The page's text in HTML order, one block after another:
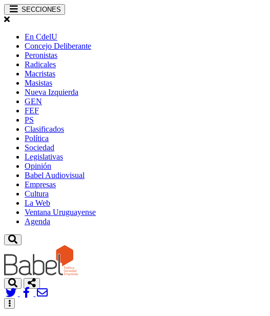
SECCIONES
En CdelU
Concejo Deliberante
Peronistas
Radicales
Macristas
Masistas
Nueva Izquierda
GEN
FEF
PS
Clasificados
Política
Sociedad
Legislativas
Opinión
Babel Audiovisual
Empresas
Cultura
La Web
Ventana Uruguayense
Agenda
Toggle
navigation